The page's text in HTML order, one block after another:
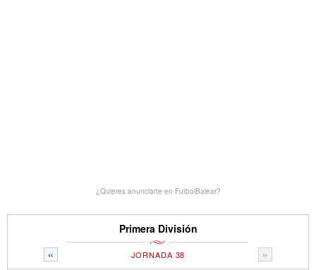
¿Quieres anunciarte en FutbolBalear?
Primera División
« »
JORNADA 38